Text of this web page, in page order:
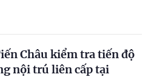
Châu kiểm tra tiến độ
nội trú liên cấp tại